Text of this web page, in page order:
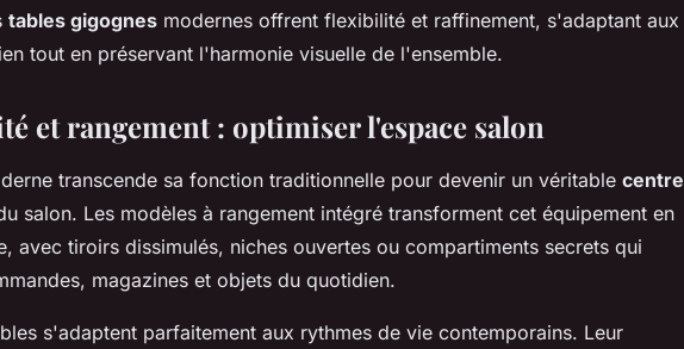
tables gigognes modernes offrent flexibilité et raffinement, s'adaptant aux
tout en préservant l'harmonie visuelle de l'ensemble.
et rangement : optimiser l'espace salon
transcende sa fonction traditionnelle pour devenir un véritable centre
salon. Les modèles à rangement intégré transforment cet équipement en
avec tiroirs dissimulés, niches ouvertes ou compartiments secrets qui
magazines et objets du quotidien.
s'adaptent parfaitement aux rythmes de vie contemporains. Leur